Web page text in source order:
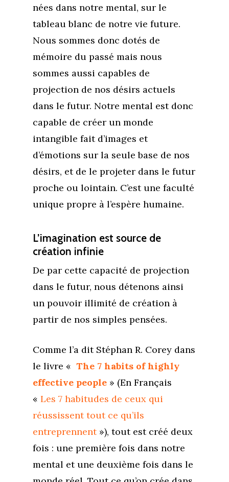
nées dans notre mental, sur le
tableau blanc de notre vie future.
Nous sommes donc dotés de
mémoire du passé mais nous
sommes aussi capables de
projection de nos désirs actuels
dans le futur. Notre mental est donc
capable de créer un monde
intangible fait d’images et
d’émotions sur la seule base de nos
désirs, et de le projeter dans le futur
proche ou lointain. C’est une faculté
unique propre à l’espère humaine.
L’imagination est source de
création infinie
De par cette capacité de projection
dans le futur, nous détenons ainsi
un pouvoir illimité de création à
partir de nos simples pensées.
Comme l’a dit Stéphan R. Corey dans
le livre « The 7 habits of highly
effective people » (En Français
« Les 7 habitudes de ceux qui
réussissent tout ce qu’ils
entreprennent»), tout est créé deux
fois : une première fois dans notre
mental et une deuxième fois dans le